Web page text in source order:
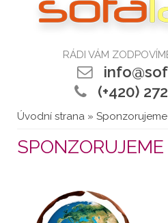
RÁDI VÁM
(+420)
Úvodní strana » Sponzorujeme
SPONZORUJEME